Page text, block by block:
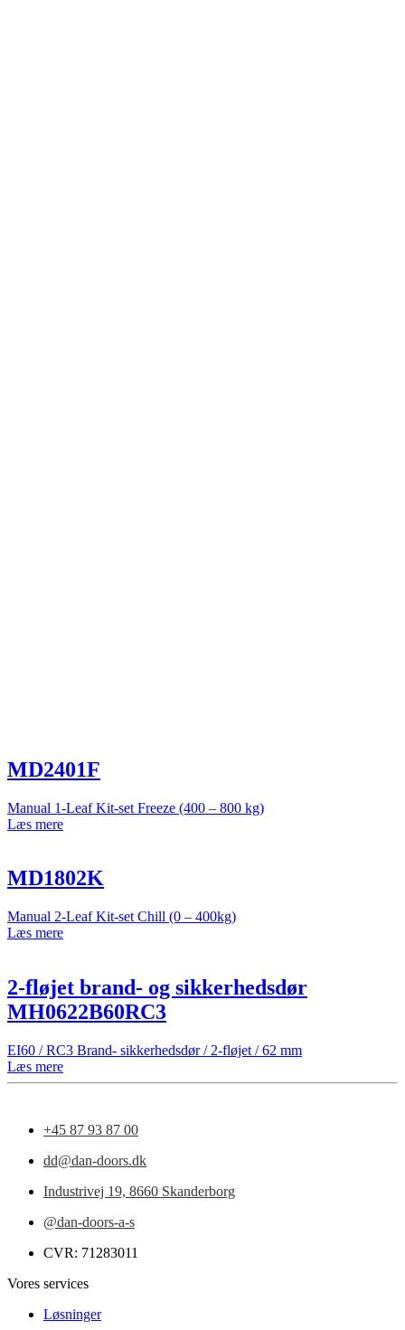
MD2401F
Manual 1-Leaf Kit-set Freeze (400 – 800 kg)
Læs mere
MD1802K
Manual 2-Leaf Kit-set Chill (0 – 400kg)
Læs mere
2-fløjet brand- og sikkerhedsdør
MH0622B60RC3
EI60 / RC3 Brand- sikkerhedsdør / 2-fløjet / 62 mm
Læs mere
+45 87 93 87 00
dd@dan-doors.dk
Industrivej 19, 8660 Skanderborg
@dan-doors-a-s
CVR: 71283011
Vores services
Løsninger